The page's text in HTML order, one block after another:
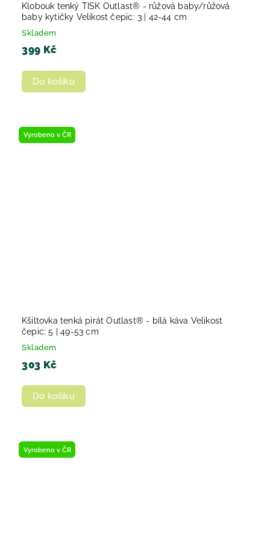
Klobouk tenký TISK Outlast® - růžová baby/růžová
baby kytičky Velikost čepic: 3 | 42-44 cm
Skladem
399 Kč
Do košíku
Vyrobeno v ČR
Kšiltovka tenká pirát Outlast® - bílá káva Velikost
čepic: 5 | 49-53 cm
Skladem
303 Kč
Do košíku
Vyrobeno v ČR